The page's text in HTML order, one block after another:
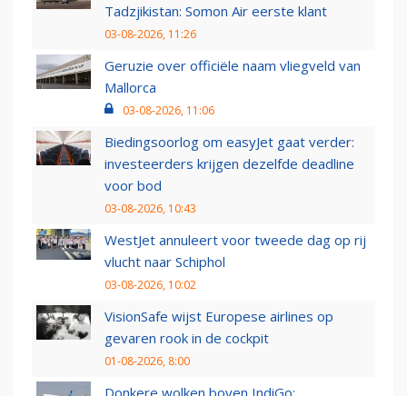
Tadzjikistan: Somon Air eerste klant
03-08-2026, 11:26
Geruzie over officiële naam vliegveld van
Mallorca
03-08-2026, 11:06
Biedingsoorlog om easyJet gaat verder:
investeerders krijgen dezelfde deadline
voor bod
03-08-2026, 10:43
WestJet annuleert voor tweede dag op rij
vlucht naar Schiphol
03-08-2026, 10:02
VisionSafe wijst Europese airlines op
gevaren rook in de cockpit
01-08-2026, 8:00